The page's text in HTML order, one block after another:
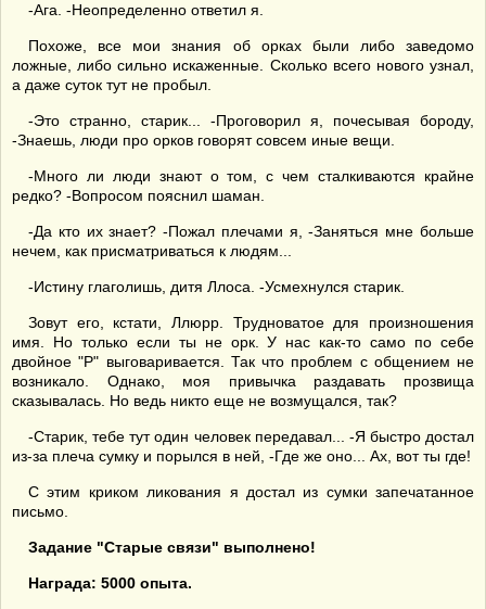
-Ага. -Неопределенно ответил я.
Похоже, все мои знания об орках были либо заведомо
ложные, либо сильно искаженные. Сколько всего нового узнал,
а даже суток тут не пробыл.
-Это странно, старик... -Проговорил я, почесывая бороду,
-Знаешь, люди про орков говорят совсем иные вещи.
-Много ли люди знают о том, с чем сталкиваются крайне
редко? -Вопросом пояснил шаман.
-Да кто их знает? -Пожал плечами я, -Заняться мне больше
нечем, как присматриваться к людям...
-Истину глаголишь, дитя Ллоса. -Усмехнулся старик.
Зовут его, кстати, Ллюрр. Трудноватое для произношения
имя. Но только если ты не орк. У нас как-то само по себе
двойное "Р" выговаривается. Так что проблем с общением не
возникало. Однако, моя привычка раздавать прозвища
сказывалась. Но ведь никто еще не возмущался, так?
-Старик, тебе тут один человек передавал... -Я быстро достал
из-за плеча сумку и порылся в ней, -Где же оно... Ах, вот ты где!
С этим криком ликования я достал из сумки запечатанное
письмо.
Задание "Старые связи" выполнено!
Награда: 5000 опыта.